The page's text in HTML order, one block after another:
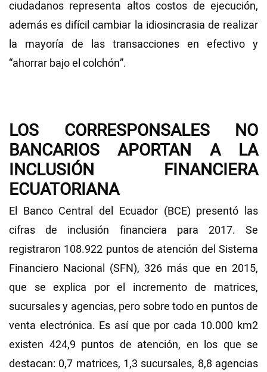
ciudadanos representa altos costos de ejecución,
además es difícil cambiar la idiosincrasia de realizar
la mayoría de las transacciones en efectivo y
“ahorrar bajo el colchón”.
LOS CORRESPONSALES NO
BANCARIOS APORTAN A LA
INCLUSIÓN FINANCIERA
ECUATORIANA
El Banco Central del Ecuador (BCE) presentó las
cifras de inclusión financiera para 2017. Se
registraron 108.922 puntos de atención del Sistema
Financiero Nacional (SFN), 326 más que en 2015,
que se explica por el incremento de matrices,
sucursales y agencias, pero sobre todo en puntos de
venta electrónica. Es así que por cada 10.000 km2
existen 424,9 puntos de atención, en los que se
destacan: 0,7 matrices, 1,3 sucursales, 8,8 agencias